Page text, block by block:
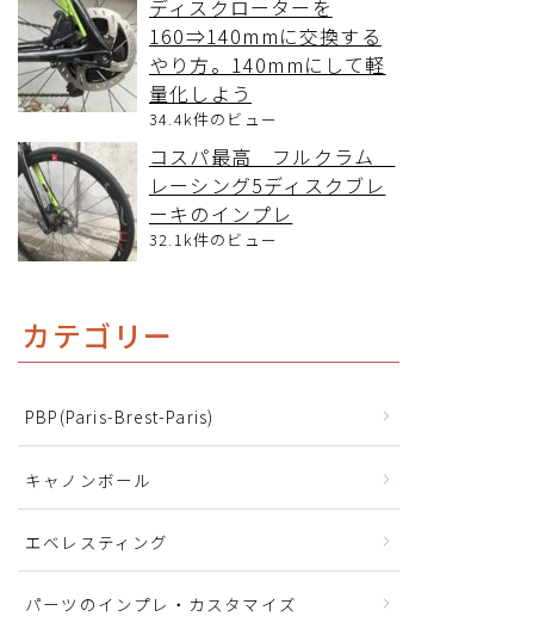
ディスクローターを
160⇒140mmに交換する
やり方。140mmにして軽
量化しよう
34.4k件のビュー
コスパ最高 フルクラム
レーシング5ディスクブレ
ーキのインプレ
32.1k件のビュー
カテゴリー
PBP(Paris-Brest-Paris)
キャノンボール
エベレスティング
パーツのインプレ・カスタマイズ